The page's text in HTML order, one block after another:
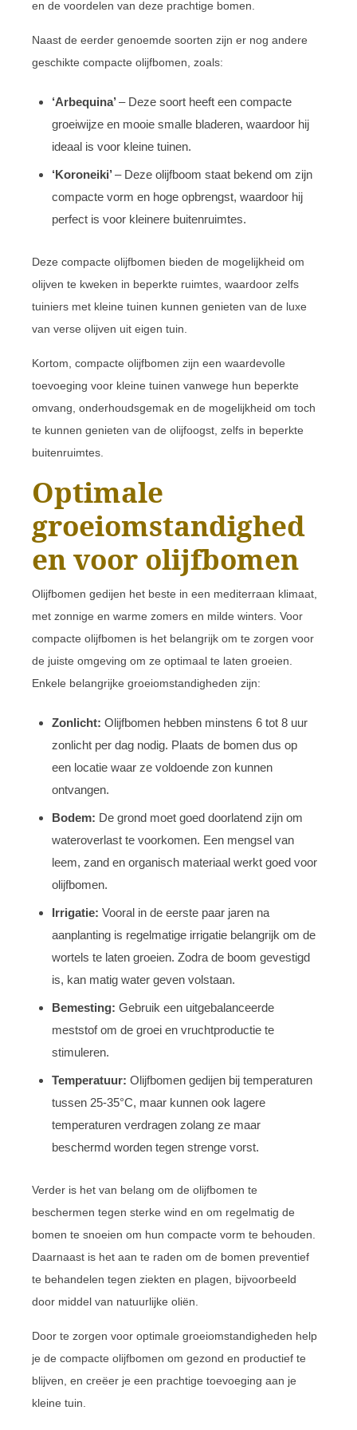
en de voordelen van deze prachtige bomen.
Naast de eerder genoemde soorten zijn er nog andere
geschikte compacte olijfbomen, zoals:
‘Arbequina’– Deze soort heeft een compacte
groeiwijze en mooie smalle bladeren, waardoor hij
ideaal is voor kleine tuinen.
‘Koroneiki’– Deze olijfboom staat bekend om zijn
compacte vorm en hoge opbrengst, waardoor hij
perfect is voor kleinere buitenruimtes.
Deze compacte olijfbomen bieden de mogelijkheid om
olijven te kweken in beperkte ruimtes, waardoor zelfs
tuiniers met kleine tuinen kunnen genieten van de luxe
van verse olijven uit eigen tuin.
Kortom, compacte olijfbomen zijn een waardevolle
toevoeging voor kleine tuinen vanwege hun beperkte
omvang, onderhoudsgemak en de mogelijkheid om toch
te kunnen genieten van de olijfoogst, zelfs in beperkte
buitenruimtes.
Optimale
groeiomstandighed
en voor olijfbomen
Olijfbomen gedijen het beste in een mediterraan klimaat,
met zonnige en warme zomers en milde winters. Voor
compacte olijfbomen is het belangrijk om te zorgen voor
de juiste omgeving om ze optimaal te laten groeien.
Enkele belangrijke groeiomstandigheden zijn:
Zonlicht: Olijfbomen hebben minstens 6 tot 8 uur
zonlicht per dag nodig. Plaats de bomen dus op
een locatie waar ze voldoende zon kunnen
ontvangen.
Bodem: De grond moet goed doorlatend zijn om
wateroverlast te voorkomen. Een mengsel van
leem, zand en organisch materiaal werkt goed voor
olijfbomen.
Irrigatie: Vooral in de eerste paar jaren na
aanplanting is regelmatige irrigatie belangrijk om de
wortels te laten groeien. Zodra de boom gevestigd
is, kan matig water geven volstaan.
Bemesting: Gebruik een uitgebalanceerde
meststof om de groei en vruchtproductie te
stimuleren.
Temperatuur: Olijfbomen gedijen bij temperaturen
tussen 25-35°C, maar kunnen ook lagere
temperaturen verdragen zolang ze maar
beschermd worden tegen strenge vorst.
Verder is het van belang om de olijfbomen te
beschermen tegen sterke wind en om regelmatig de
bomen te snoeien om hun compacte vorm te behouden.
Daarnaast is het aan te raden om de bomen preventief
te behandelen tegen ziekten en plagen, bijvoorbeeld
door middel van natuurlijke oliën.
Door te zorgen voor optimale groeiomstandigheden help
je de compacte olijfbomen om gezond en productief te
blijven, en creëer je een prachtige toevoeging aan je
kleine tuin.